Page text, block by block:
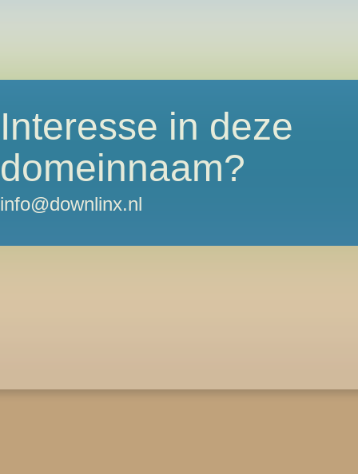
Interesse in deze
domeinnaam?
info@downlinx.nl